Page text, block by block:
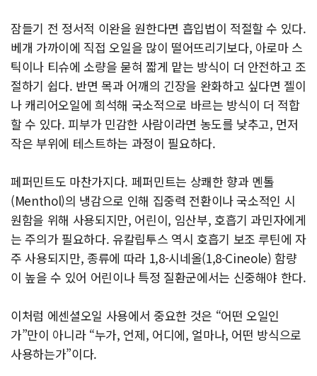
잠들기 전 정서적 이완을 원한다면 흡입법이 적절할 수 있다.
베개 가까이에 직접 오일을 많이 떨어뜨리기보다, 아로마 스
틱이나 티슈에 소량을 묻혀 짧게 맡는 방식이 더 안전하고 조
절하기 쉽다. 반면 목과 어깨의 긴장을 완화하고 싶다면 젤이
나 캐리어오일에 희석해 국소적으로 바르는 방식이 더 적합
할 수 있다. 피부가 민감한 사람이라면 농도를 낮추고, 먼저
작은 부위에 테스트하는 과정이 필요하다.
페퍼민트도 마찬가지다. 페퍼민트는 상쾌한 향과 멘톨
(Menthol)의 냉감으로 인해 집중력 전환이나 국소적인 시
원함을 위해 사용되지만, 어린이, 임산부, 호흡기 과민자에게
는 주의가 필요하다. 유칼립투스 역시 호흡기 보조 루틴에 자
주 사용되지만, 종류에 따라 1,8-시네올(1,8-Cineole) 함량
이 높을 수 있어 어린이나 특정 질환군에서는 신중해야 한다.
이처럼 에센셜오일 사용에서 중요한 것은 “어떤 오일인
가”만이 아니라 “누가, 언제, 어디에, 얼마나, 어떤 방식으로
사용하는가”이다.